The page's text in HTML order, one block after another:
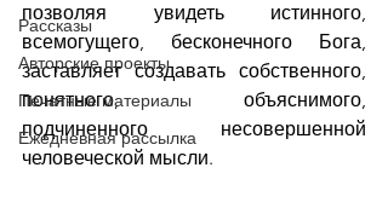
Рассказы
Авторские проекты
Печатные материалы
Ежедневная рассылка
позволяя увидеть истинного,
всемогущего, бесконечного Бога,
заставляет создавать собственного,
понятного, объяснимого,
подчиненного несовершенной
человеческой мысли.